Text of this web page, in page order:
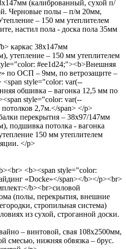
(калиброванный, сухой п/
Черновые полы – п/м 20мм,
– 150 мм утеплителем
настил пола - доска пола 35мм
каркас 38х147мм
утепление – 150 мм утеплителем
#ee1d24;"><b>Внешняя
по ОСП – 9мм, по ветрозащите –
<span style="color: var(--
обшивка – вагонка 12,5 мм по
style="color: var(--
2,7м.</span> </p>
перекрытия – 38х97/147мм
подшивка потолка - вагонка
150 мм утеплителем
</p>
<b><span style="color:
«Docke»</span></b></p><br>
b><br>силовой
(полы, перекрытия, внешние
стропильная система)
из сухой, строганной доски.
– винтовой, свая 108х2500мм,
смесью, нижняя обвязка – брус.